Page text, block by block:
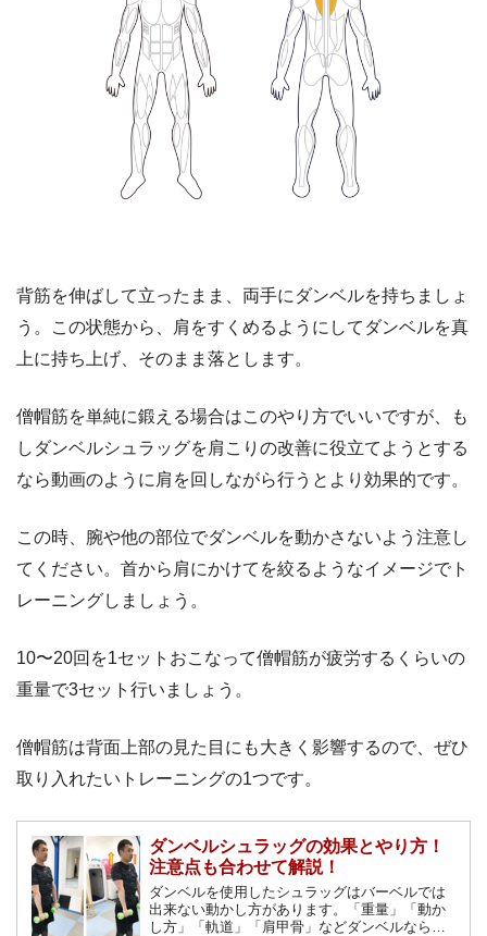
背筋を伸ばして立ったまま、両手にダンベルを持ちましょ
う。この状態から、肩をすくめるようにしてダンベルを真
上に持ち上げ、そのまま落とします。
僧帽筋を単純に鍛える場合はこのやり方でいいですが、も
しダンベルシュラッグを肩こりの改善に役立てようとする
なら動画のように肩を回しながら行うとより効果的です。
この時、腕や他の部位でダンベルを動かさないよう注意し
てください。首から肩にかけてを絞るようなイメージでト
レーニングしましょう。
10〜20回を1セットおこなって僧帽筋が疲労するくらいの
重量で3セット行いましょう。
僧帽筋は背面上部の見た目にも大きく影響するので、ぜひ
取り入れたいトレーニングの1つです。
ダンベルシュラッグの効果とやり方！
注意点も合わせて解説！
ダンベルを使用したシュラッグはバーベルでは
出来ない動かし方があります。「重量」「動か
し方」「軌道」「肩甲骨」などダンベルならで